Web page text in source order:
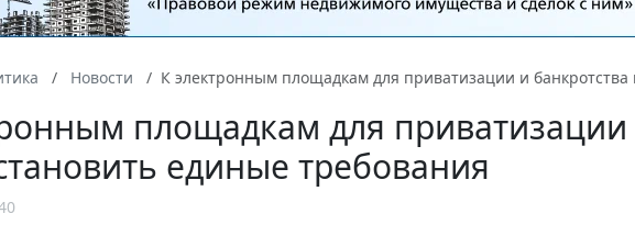
Новости К электронным площадкам для приватизации и банкротства
площадкам для приватизации
единые требования